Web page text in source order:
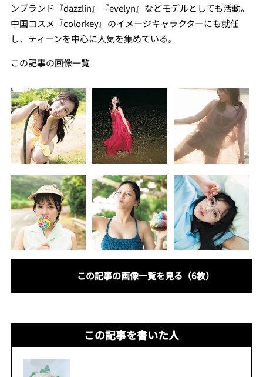
ンブランド『dazzlin』『evelyn』などモデルとしても活動。
中国コスメ『colorkey』のイメージキャラクターにも就任
し、ティーンを中心に人気を集めている。
この記事の画像一覧
この記事の画像一覧を見る（6枚）
この記事を書いた人